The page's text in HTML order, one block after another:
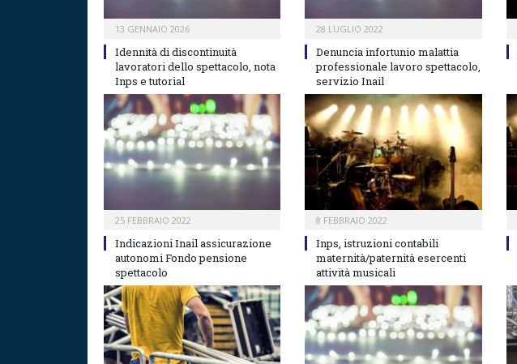
13 GENNAIO 2026
Idennità di discontinuità
lavoratori dello spettacolo, nota
Inps e tutorial
28 LUGLIO 2022
Denuncia infortunio malattia
professionale lavoro spettacolo,
servizio Inail
25 FEBBRAIO 2022
Indicazioni Inail assicurazione
autonomi Fondo pensione
spettacolo
8 FEBBRAIO 2022
Inps, istruzioni contabili
maternità/paternità esercenti
attività musicali